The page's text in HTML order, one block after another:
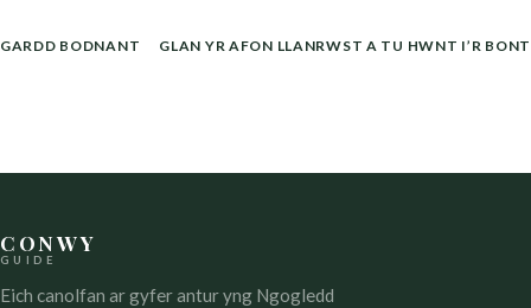
LLYWIO
GARDD BODNANT GLAN YR AFON LLANRWST A TU HWNT I’R BONT
CONWY
GUIDE
Eich canolfan ar gyfer antur yng Ngogledd